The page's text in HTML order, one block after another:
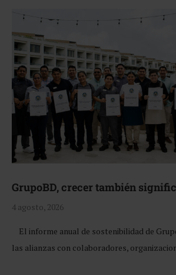
GrupoBD, crecer también
4 agosto, 2026
El informe anual de sostenibilidad de
las alianzas con colaboradores,